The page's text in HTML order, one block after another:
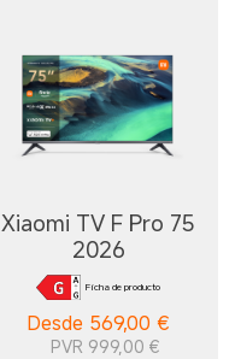
Xiaomi TV F Pro 75
2026
Ficha de producto
Desde 569,00 €
PVR 999,00 €